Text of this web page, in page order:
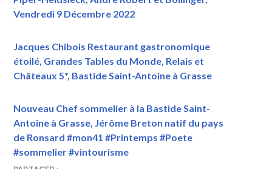
Vendredi 9 Décembre 2022
Jacques Chibois Restaurant gastronomique
étoilé, Grandes Tables du Monde, Relais et
Châteaux 5*, Bastide Saint-Antoine à Grasse
Nouveau Chef sommelier à la Bastide Saint-
Antoine à Grasse, Jérôme Breton natif du pays
de Ronsard #mon41 #Printemps #Poete
#sommelier #vintourisme